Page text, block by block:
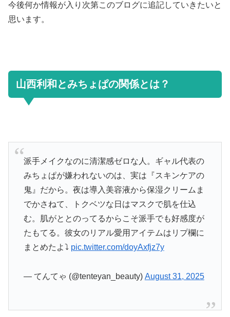
今後何か情報が入り次第このブログに追記していきたいと
思います。
山西利和とみちょぱの関係とは？
派手メイクなのに清潔感ゼロな人。ギャル代表の
みちょぱが嫌われないのは、実は『スキンケアの
鬼』だから。夜は導入美容液から保湿クリームま
でかさねて、トクベツな日はマスクで肌を仕込
む。肌がととのってるからこそ派手でも好感度が
たもてる。彼女のリアル愛用アイテムはリプ欄に
まとめたよ⤵︎ pic.twitter.com/doyAxfjz7y
— てんてゃ (@tenteyan_beauty) August 31, 2025